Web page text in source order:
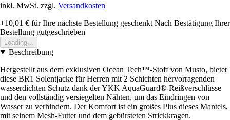
inkl. MwSt. zzgl. Versandkosten
+10,01 € für Ihre nächste Bestellung geschenkt Nach Bestätigung Ihrer
Bestellung gutgeschrieben
Loading...
Beschreibung
Hergestellt aus dem exklusiven Ocean Tech™-Stoff von Musto, bietet
diese BR1 Solentjacke für Herren mit 2 Schichten hervorragenden
wasserdichten Schutz dank der YKK AquaGuard®-Reißverschlüsse
und den vollständig versiegelten Nähten, um das Eindringen von
Wasser zu verhindern. Der Komfort ist ein großes Plus dieses Mantels,
mit seinem Mesh-Futter und dem gebürsteten Strickkragen.